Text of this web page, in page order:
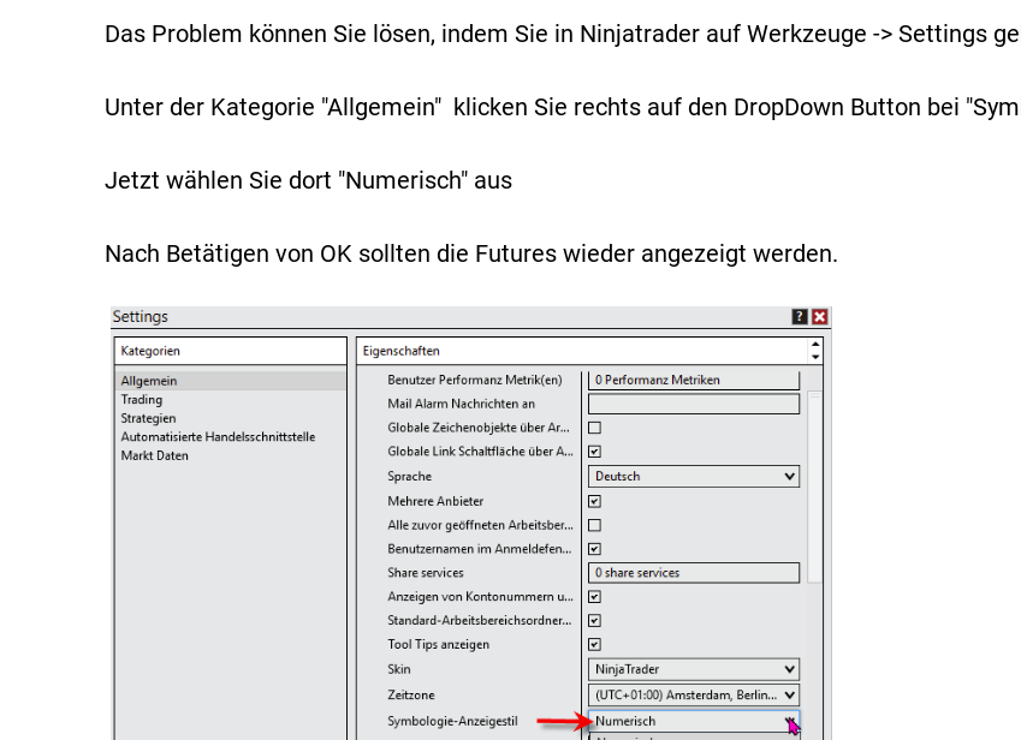
Das Problem können Sie lösen, indem Sie in Ninjatrader auf Werkzeuge -> Settings
Unter der Kategorie "Allgemein" klicken Sie rechts auf den DropDown Button bei
Jetzt wählen Sie dort "Numerisch" aus
Nach Betätigen von OK sollten die Futures wieder angezeigt werden.